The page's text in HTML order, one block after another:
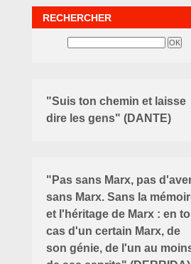
RECHERCHER
"Suis ton chemin et laisse
dire les gens" (DANTE)
"Pas sans Marx, pas
sans Marx. Sans la
et l'héritage de Marx : en
cas d'un certain Marx, de
son génie, de l'un au